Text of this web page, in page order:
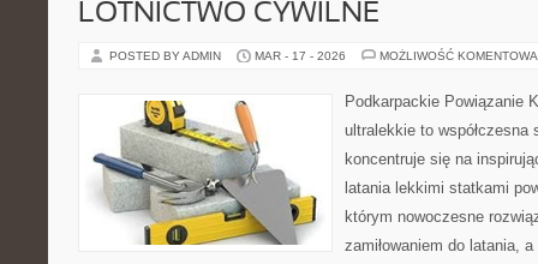
LOTNICTWO CYWILNE
POSTED BY ADMIN MAR - 17 - 2026 MOŻLIWOŚĆ
Podkarpackie Powiązanie
ultralekkie to współczesna
koncentruje się na
latania lekkimi statkami
którym nowoczesne
zamiłowaniem do latania,